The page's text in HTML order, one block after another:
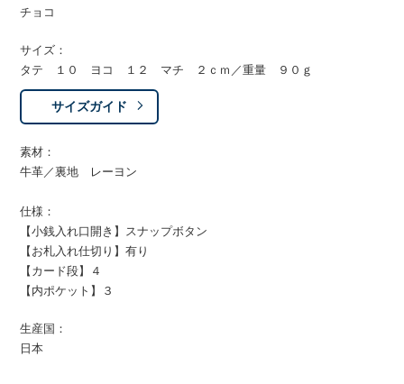
チョコ
サイズ：
タテ １０ ヨコ １２ マチ ２ｃｍ／重量 ９０ｇ
サイズガイド
素材：
牛革／裏地 レーヨン
仕様：
【小銭入れ口開き】スナップボタン
【お札入れ仕切り】有り
【カード段】４
【内ポケット】３
生産国：
日本